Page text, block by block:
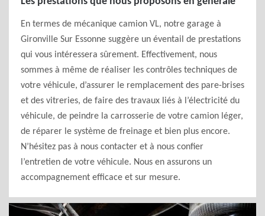
En termes de mécanique camion VL, notre garage à
Gironville Sur Essonne suggère un éventail de prestations
qui vous intéressera sûrement. Effectivement, nous
sommes à même de réaliser les contrôles techniques de
votre véhicule, d’assurer le remplacement des pare-brises
et des vitreries, de faire des travaux liés à l’électricité du
véhicule, de peindre la carrosserie de votre camion léger,
de réparer le système de freinage et bien plus encore.
N’hésitez pas à nous contacter et à nous confier
l’entretien de votre véhicule. Nous en assurons un
accompagnement efficace et sur mesure.